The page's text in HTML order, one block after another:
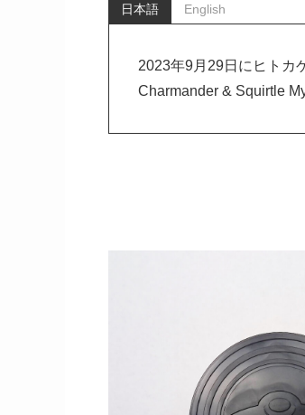
日本語 English
2023年9月29日にヒトカ
Charmander & Squirtle